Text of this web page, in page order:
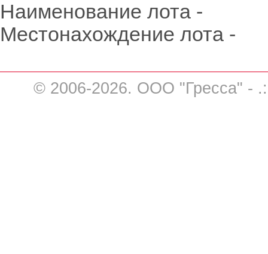
Наименование лота -
Местонахождение лота -
© 2006-2026. ООО "Гресса" -